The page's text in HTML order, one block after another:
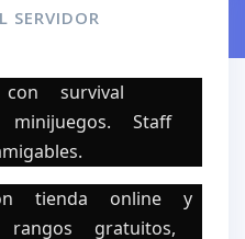
SERVIDOR
con survival
Staff
tienda online y
rangos gratuitos,